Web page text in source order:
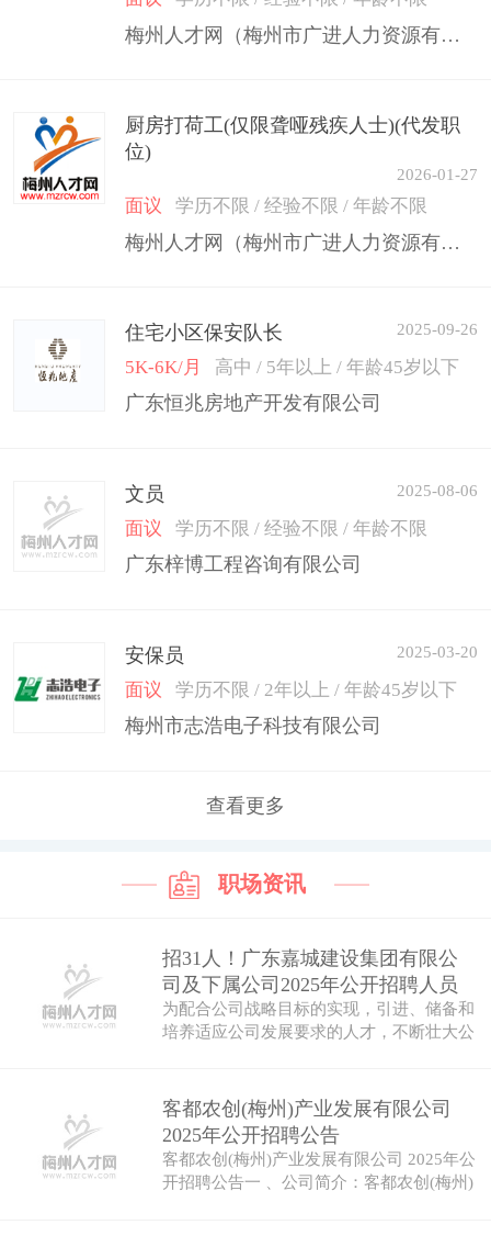
梅州人才网（梅州市广进人力资源有限公司）
厨房打荷工(仅限聋哑残疾人士)(代发职
位)
2026-01-27
面议 学历不限 / 经验不限 / 年龄不限
梅州人才网（梅州市广进人力资源有限公司）
住宅小区保安队长 2025-09-26
5K-6K/月 高中 / 5年以上 / 年龄45岁以下
广东恒兆房地产开发有限公司
文员 2025-08-06
面议 学历不限 / 经验不限 / 年龄不限
广东梓博工程咨询有限公司
安保员 2025-03-20
面议 学历不限 / 2年以上 / 年龄45岁以下
梅州市志浩电子科技有限公司
查看更多
职场资讯
招31人！广东嘉城建设集团有限公
司及下属公司2025年公开招聘人员
公告
为配合公司战略目标的实现，引进、储备和
培养适应公司发展要求的人才，不断壮大公
客都农创(梅州)产业发展有限公司
2025年公开招聘公告
客都农创(梅州)产业发展有限公司 2025年公
开招聘公告一 、公司简介：客都农创(梅州)